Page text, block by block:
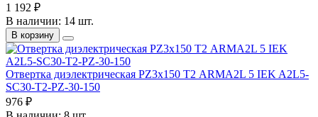
1 192 ₽
В наличии: 14 шт.
В корзину
Отвертка диэлектрическая PZ3х150 Т2 ARMA2L 5 IEK A2L5-
SC30-T2-PZ-30-150
976 ₽